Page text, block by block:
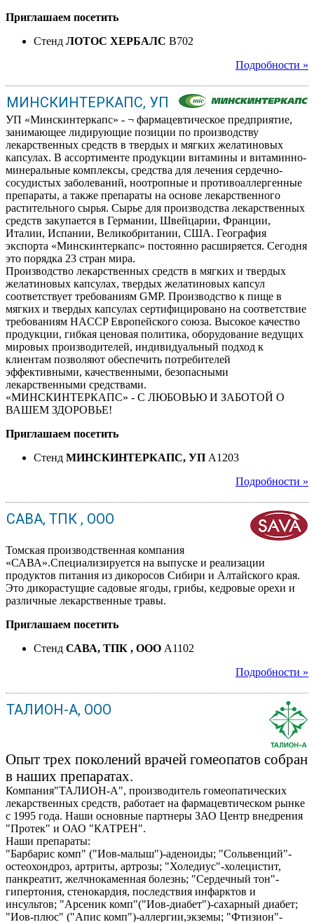
Приглашаем посетить
Стенд ЛОТОС ХЕРБАЛС B702
Подробности »
МИНСКИНТЕРКАПС, УП
УП «Минскинтеркапс» - ¬ фармацевтическое предприятие,
занимающее лидирующие позиции по производству
лекарственных средств в твердых и мягких желатиновых
капсулах. В ассортименте продукции витамины и витаминно-
минеральные комплексы, средства для лечения сердечно-
сосудистых заболеваний, ноотропные и противоаллергенные
препараты, а также препараты на основе лекарственного
растительного сырья. Сырье для производства лекарственных
средств закупается в Германии, Швейцарии, Франции,
Италии, Испании, Великобритании, США. География
экспорта «Минскинтеркапс» постоянно расширяется. Сегодня
это порядка 23 стран мира.
Производство лекарственных средств в мягких и твердых
желатиновых капсулах, твердых желатиновых капсул
соответствует требованиям GMP. Производство к пище в
мягких и твердых капсулах сертифицировано на соответствие
требованиям HACCP Европейского союза. Высокое качество
продукции, гибкая ценовая политика, оборудование ведущих
мировых производителей, индивидуальный подход к
клиентам позволяют обеспечить потребителей
эффективными, качественными, безопасными
лекарственными средствами.
«МИНСКИНТЕРКАПС» - С ЛЮБОВЬЮ И ЗАБОТОЙ О
ВАШЕМ ЗДОРОВЬЕ!
Приглашаем посетить
Стенд МИНСКИНТЕРКАПС, УП A1203
Подробности »
САВА, ТПК , ООО
Томская производственная компания
«САВА».Специализируется на выпуске и реализации
продуктов питания из дикоросов Сибири и Алтайского края.
Это дикорастущие садовые ягоды, грибы, кедровые орехи и
различные лекарственные травы.
Приглашаем посетить
Стенд САВА, ТПК , ООО A1102
Подробности »
ТАЛИОН-А, ООО
Опыт трех поколений врачей гомеопатов собран
в наших препаратах.
Компания"ТАЛИОН-А", производитель гомеопатических
лекарственных средств, работает на фармацевтическом рынке
с 1995 года. Наши основные партнеры ЗАО Центр внедрения
"Протек" и ОАО "КАТРЕН".
Наши препараты:
"Барбарис комп" ("Иов-малыш")-аденоиды; "Сольвенций"-
остеохондроз, артриты, артрозы; "Холедиус"-холецистит,
панкреатит, желчнокаменная болезнь; "Сердечный тон"-
гипертония, стенокардия, последствия инфарктов и
инсультов; "Арсеник комп"("Иов-диабет")-сахарный диабет;
"Иов-плюс" ("Апис комп")-аллергии,экземы; "Фтизион"-